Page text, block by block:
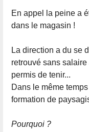
En appel la peine a
dans le magasin !
La direction a du se
retrouvé sans
permis de tenir...
Dans le même
formation de
Pourquoi ?